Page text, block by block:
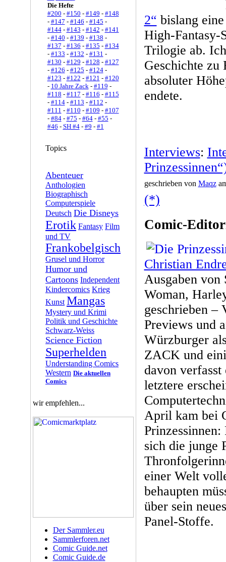
Die Hefte
#200 - #150 - #149 - #148
- #147 - #146 - #145 -
#144- #143 - #142 - #141
- #140 - #139 - #138 -
#137 - #136 - #135 - #134
- #133 - #132 - #131 -
#130 - #129 - #128 - #127
- #126 - #125 - #124-
#123 - #122 - #121 - #120
- 10 Jahre Zack- #119 -
#118 - #117 - #116 - #115
- #114- #113 - #112 -
#111 - #110 - #109 - #107
- #84- #75 - #64- #55 -
#46 - SH #4- #9 - #1
Topics
Abenteuer
Anthologien
Biographisch
Computerspiele
Deutsch Die Disneys
Erotik Fantasy Film
und TV
Frankobelgisch
Grusel und Horror
Humor und
Cartoons Independent
Kindercomics Krieg
Kunst Mangas
Mystery und Krimi
Politik und Geschichte
Schwarz-Weiss
Science Fiction
Superhelden
Understanding Comics
Western Die aktuellen
Comics
wir empfehlen...
Der Sammler.eu
Sammlerforen.net
Comic Guide.net
Comic Guide.de
2“ bislang
High-Fantasy-
Trilogie ab.
Geschichte zu
absoluter
endete.
Interviews:
geschrieben von Maqz
(*)
Comic-
Christian
Ausgaben von
Woman,
geschrieben –
Previews und
Würzburger
ZACK und
davon
letztere
April kam bei
sich die junge
einer Welt
behaupten
über sein
Panel-Stoffe.